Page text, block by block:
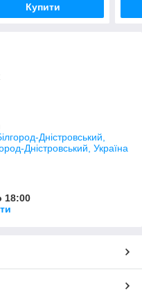
Купити
Дністровський,
Дністровський, Україна
18:00